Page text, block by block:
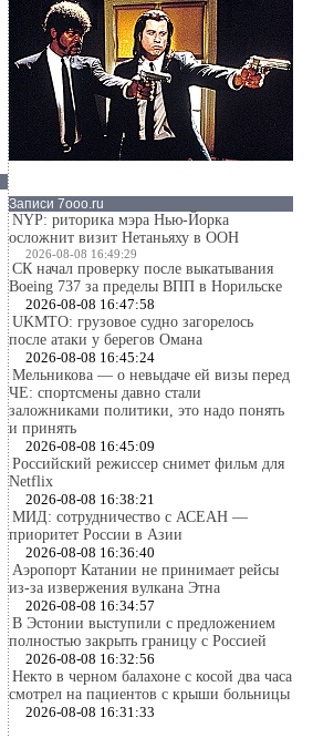
Записи 7ooo.ru
NYP: риторика мэра Нью-Йорка
осложнит визит Нетаньяху в ООН
2026-08-08 16:49:29
СК начал проверку после выкатывания
Boeing 737 за пределы ВПП в Норильске
2026-08-08 16:47:58
UKMTO: грузовое судно загорелось
после атаки у берегов Омана
2026-08-08 16:45:24
Мельникова — о невыдаче ей визы перед
ЧЕ: спортсмены давно стали
заложниками политики, это надо понять
и принять
2026-08-08 16:45:09
Российский режиссер снимет фильм для
Netflix
2026-08-08 16:38:21
МИД: сотрудничество с АСЕАН —
приоритет России в Азии
2026-08-08 16:36:40
Аэропорт Катании не принимает рейсы
из-за извержения вулкана Этна
2026-08-08 16:34:57
В Эстонии выступили с предложением
полностью закрыть границу с Россией
2026-08-08 16:32:56
Некто в черном балахоне с косой два часа
смотрел на пациентов с крыши больницы
2026-08-08 16:31:33